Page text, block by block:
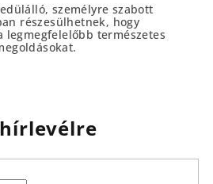
személyre szabott
részesülhetnek, hogy
legmegfelelőbb természetes